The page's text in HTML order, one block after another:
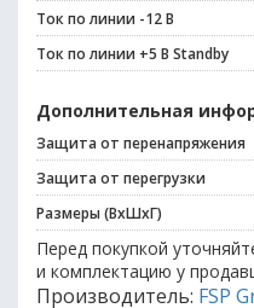
Ток по линии -12 В
Ток по линии +5 В Standby
Дополнительная
Защита от перенапряжения
Защита от перегрузки
Размеры (ВxШxГ)
Перед покупкой
и комплектацию у
Производитель: FSP